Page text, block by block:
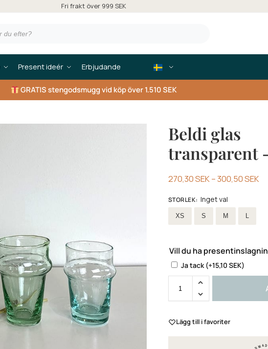
Fri frakt över 999 SEK
Present ideér Erbjudande
GRATIS stengodsmugg vid köp över 1.510 SEK
Beldi glas
transparent
270,30SEK–300,50SEK
STORLEK: Inget val
Välja storlek
XS S M
Vill du ha
Ja tack (+15,10 SEK)
Lägg till i favoriter